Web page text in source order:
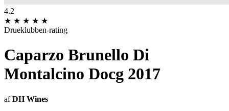
4.2
★ ★ ★ ★ ★
Drueklubben-rating
Caparzo Brunello Di
Montalcino Docg 2017
afDH Wines